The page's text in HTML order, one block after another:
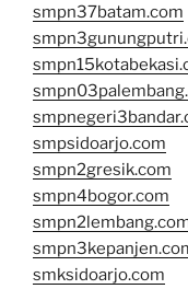
smpn37batam.com
smpsidoarjo.com
smpn2gresik.com
smpn4bogor.com
smksidoarjo.com